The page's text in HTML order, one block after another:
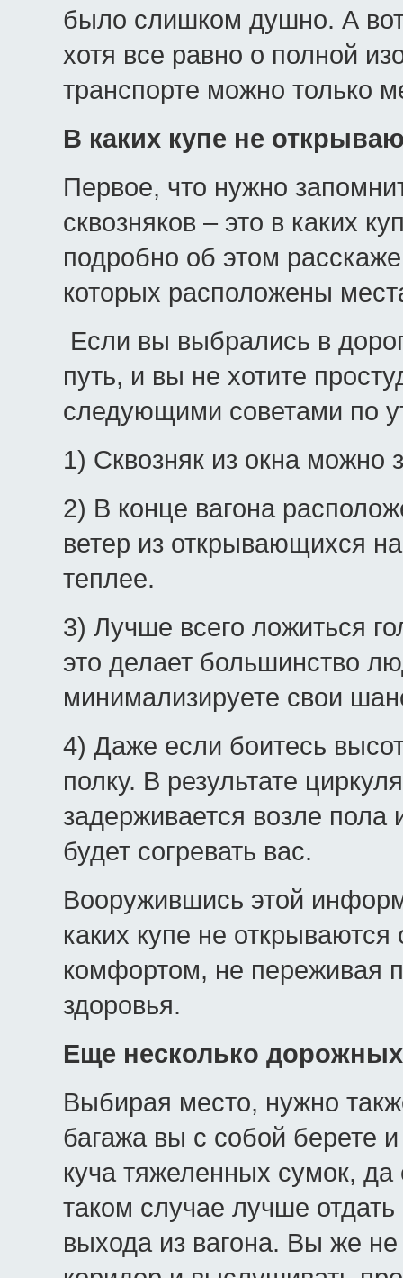
было слишком душно. А
хотя все равно о полной
транспорте можно только
В каких купе не
Первое, что нужно
сквозняков – это в каких
подробно об этом
которых расположены
Если вы выбрались в
путь, и вы не хотите
следующими советами по
1) Сквозняк из окна можно
2) В конце вагона
ветер из открывающихся
теплее.
3) Лучше всего ложиться
это делает большинство
минимализируете свои
4) Даже если боитесь
полку. В результате
задерживается возле пола
будет согревать вас.
Вооружившись этой
каких купе не
комфортом, не переживая
здоровья.
Еще несколько
Выбирая место, нужно
багажа вы с собой берете
куча тяжеленных сумок, да
таком случае лучше
выхода из вагона. Вы же не